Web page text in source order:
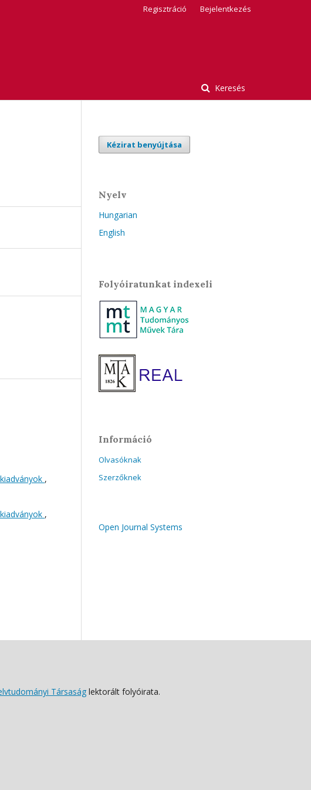
Keresés
Regisztráció Bejelentkezés
,
,
Kézirat benyújtása
Nyelv
Hungarian
English
Folyóiratunkat indexeli
Információ
Olvasóknak
Szerzőknek
Open Journal Systems
Társaság lektorált folyóirata.